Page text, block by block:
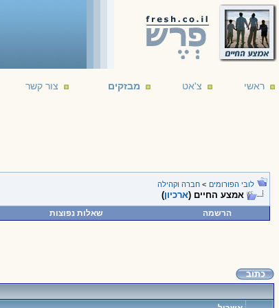
ראשי צ'אט מבזקים צור קשר
לובי הפורומים > חברה וקהילה
אמצע החיים (ארכיון)
הרשמה שאלות נפוצות